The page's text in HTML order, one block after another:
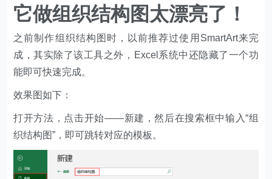
它做组织结构图太漂亮了！
之前制作组织结构图时，以前推荐过使用SmartArt来完
成，其实除了该工具之外，Excel系统中还隐藏了一个功
能即可快速完成。
效果图如下：
打开方法，点击开始——新建，然后在搜索框中输入“组
织结构图”，即可跳转对应的模板。